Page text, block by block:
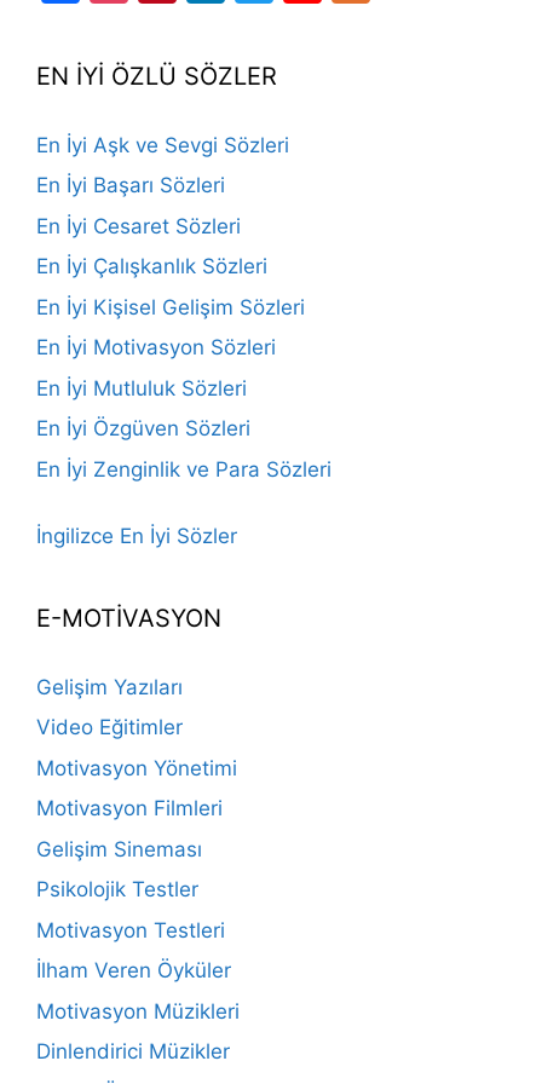
EN İYİ ÖZLÜ SÖZLER
En İyi Aşk ve Sevgi Sözleri
En İyi Başarı Sözleri
En İyi Cesaret Sözleri
En İyi Çalışkanlık Sözleri
En İyi Kişisel Gelişim Sözleri
En İyi Motivasyon Sözleri
En İyi Mutluluk Sözleri
En İyi Özgüven Sözleri
En İyi Zenginlik ve Para Sözleri
İngilizce En İyi Sözler
E-MOTİVASYON
Gelişim Yazıları
Video Eğitimler
Motivasyon Yönetimi
Motivasyon Filmleri
Gelişim Sineması
Psikolojik Testler
Motivasyon Testleri
İlham Veren Öyküler
Motivasyon Müzikleri
Dinlendirici Müzikler